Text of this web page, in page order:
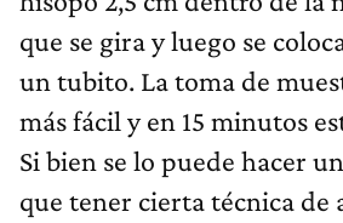
que se gira y luego se
un tubito. La toma de
más fácil y en 15 minutos
Si bien se lo puede hacer
que tener cierta técnica de